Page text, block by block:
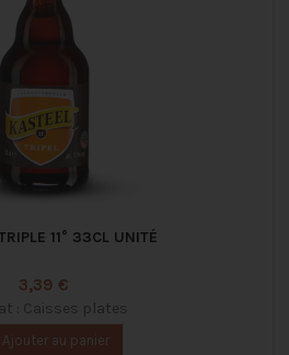
11° 33CL UNITÉ
Prix
3,39 €
: Caisses plates
Ajouter au panier